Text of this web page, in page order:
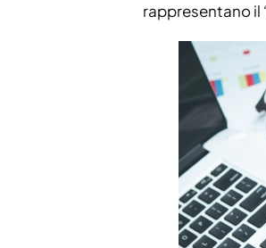
rappresentano il